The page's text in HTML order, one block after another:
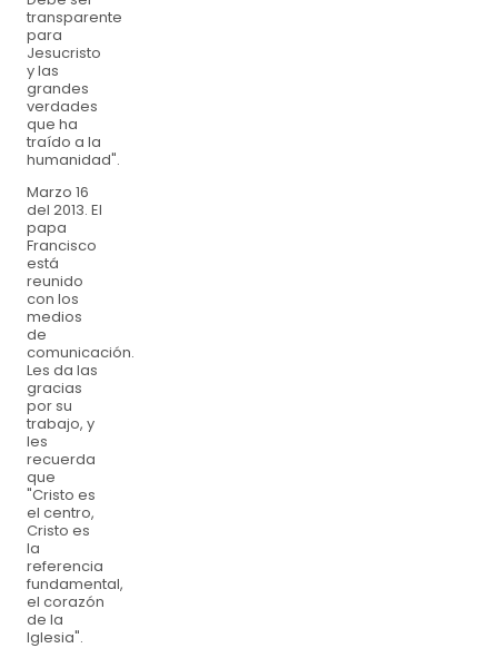
transparente
para
Jesucristo
y las
grandes
verdades
que ha
traído a la
humanidad".
Marzo 16
del 2013. El
papa
Francisco
está
reunido
con los
medios
de
comunicación.
Les da las
gracias
por su
trabajo, y
les
recuerda
que
"Cristo es
el centro,
Cristo es
la
referencia
fundamental,
el corazón
de la
Iglesia".